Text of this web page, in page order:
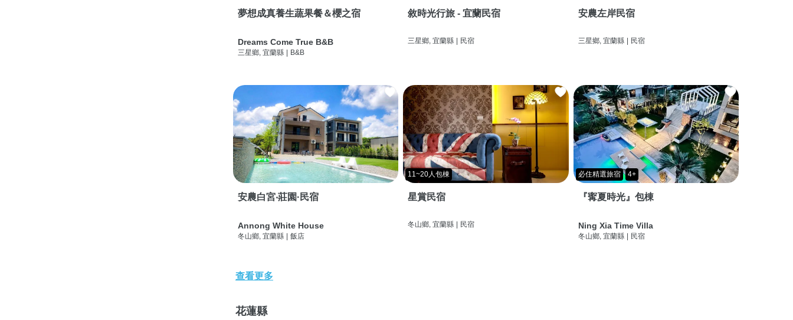
夢想成真養生蔬果餐＆櫻之宿
Dreams Come True B&B
三星鄉, 宜蘭縣 | B&B
敘時光行旅 - 宜蘭民宿
三星鄉, 宜蘭縣 | 民宿
安農左岸民宿
三星鄉, 宜蘭縣 | 民宿
安農白宮‧莊園·民宿
Annong White House
冬山鄉, 宜蘭縣 | 飯店
11~20人包棟
星賞民宿
冬山鄉, 宜蘭縣 | 民宿
必住精選旅宿 4+
『寗夏時光』包棟
Ning Xia Time Villa
冬山鄉, 宜蘭縣 | 民宿
查看更多
花蓮縣